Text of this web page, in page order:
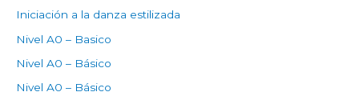
Iniciación a la danza estilizada
Nivel A0 – Basico
Nivel A0 – Básico
Nivel A0 – Básico